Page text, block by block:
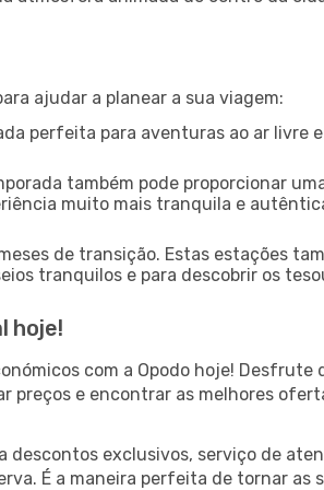
ajudar a planear a sua viagem:
perfeita para aventuras ao ar livre
também pode proporcionar
muito mais tranquila e
de transição. Estas estações
tranquilos e para descobrir os
hoje!
com a Opodo hoje! Desfrute
preços e encontrar as melhores
descontos exclusivos, serviço de
É a maneira perfeita de tornar as